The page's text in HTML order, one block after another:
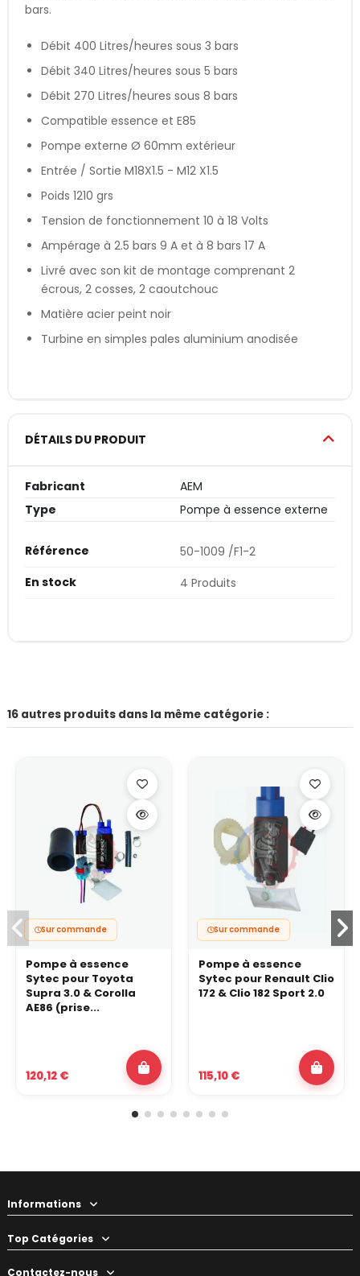
bars.
Débit 400 Litres/heures sous 3 bars
Débit 340 Litres/heures sous 5 bars
Débit 270 Litres/heures sous 8 bars
Compatible essence et E85
Pompe externe Ø 60mm extérieur
Entrée / Sortie M18X1.5 - M12 X1.5
Poids 1210 grs
Tension de fonctionnement 10 à 18 Volts
Ampérage à 2.5 bars 9 A et à 8 bars 17 A
Livré avec son kit de montage comprenant 2
écrous, 2 cosses, 2 caoutchouc
Matière acier peint noir
Turbine en simples pales aluminium anodisée
DÉTAILS DU PRODUIT
Fabricant
AEM
Type
Pompe à essence externe
Référence
50-1009 /F1-2
En stock
4 Produits
16 autres produits dans la même catégorie :
Sur commande
Pompe à essence
Sytec pour Toyota
Supra 3.0 & Corolla
AE86 (prise...
120,12 €
Sur commande
Pompe à essence
Sytec pour Renault Clio
172 & Clio 182 Sport 2.0
115,10 €
Informations
Top Catégories
Contactez-nous